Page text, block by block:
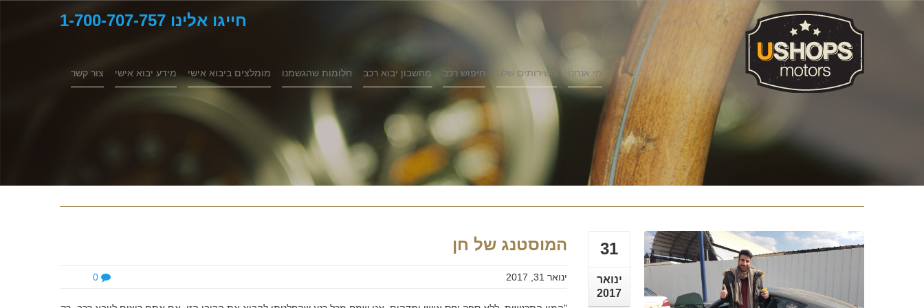
חייגו אלינו 1-700-707-757
מי אנחנו השירותים שלנו חיפוש רכב מחשבון יבוא רכב חלומות שהגשמנו מומלצים ביבוא אישי מידע יבוא אישי צור קשר
31
ינואר
2017
המוסטנג של חן
ינואר 31, 2017